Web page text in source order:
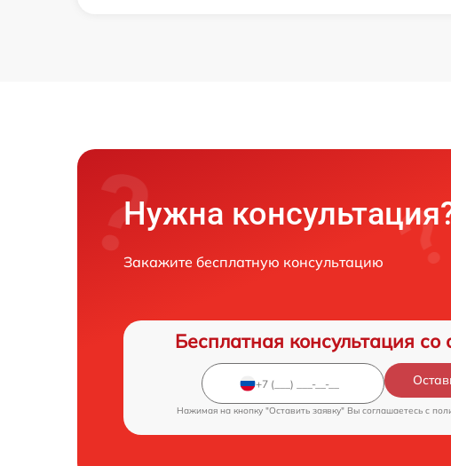
Нужна
Закажите бесплатную консультацию
Бесплатная консультация со
Нажимая на кнопку "Оставить заявку" Вы соглашаетесь c